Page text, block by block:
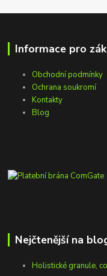
Informace pro
Obchodní podmínky
Ochrana soukromí
Kontakty
Blog
Nejčtenější na
Holistické granule,